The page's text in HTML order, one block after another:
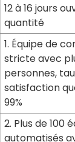
12 à 16 jours
quantité
1. Équipe de
stricte avec
personnes,
satisfaction
99%
2. Plus de 100
automatisés